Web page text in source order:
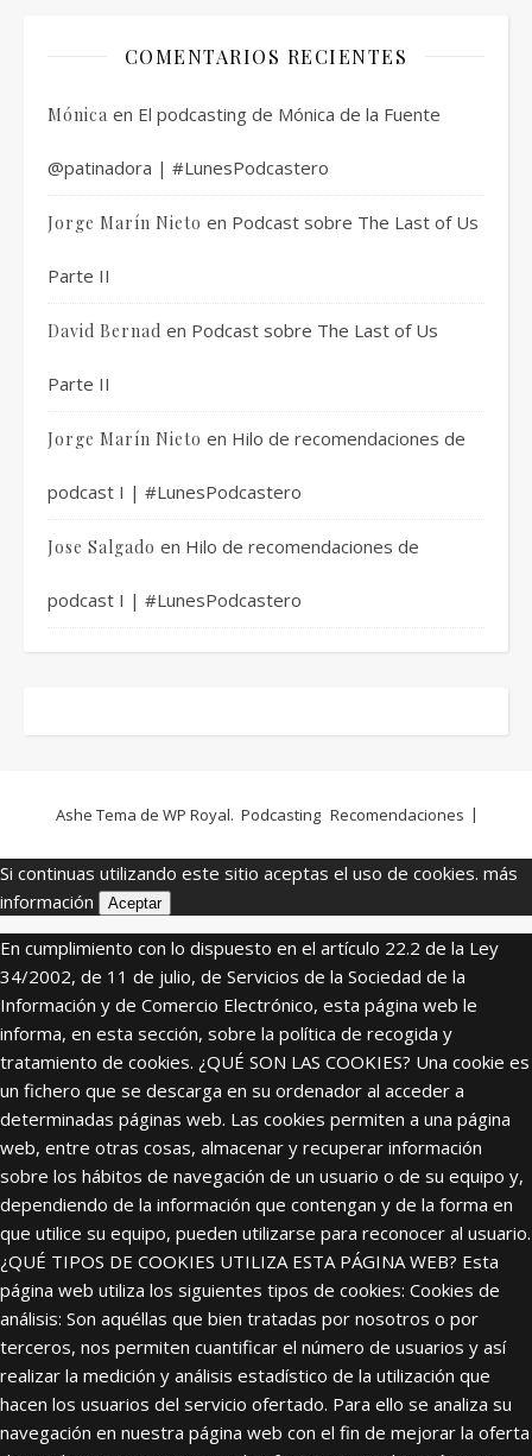
COMENTARIOS RECIENTES
Mónica en El podcasting de Mónica de la Fuente
@patinadora | #LunesPodcastero
Jorge Marín Nieto en Podcast sobre The Last of Us
Parte II
David Bernad en Podcast sobre The Last of Us
Parte II
Jorge Marín Nieto en Hilo de recomendaciones de
podcast I | #LunesPodcastero
Jose Salgado en Hilo de recomendaciones de
podcast I | #LunesPodcastero
Podcasting Recomendaciones
Ashe Tema de WP Royal.
Si continuas utilizando este sitio aceptas el uso de cookies. más
información
Aceptar
En cumplimiento con lo dispuesto en el artículo 22.2 de la Ley
34/2002, de 11 de julio, de Servicios de la Sociedad de la
Información y de Comercio Electrónico, esta página web le
informa, en esta sección, sobre la política de recogida y
tratamiento de cookies. ¿QUÉ SON LAS COOKIES? Una cookie es
un fichero que se descarga en su ordenador al acceder a
determinadas páginas web. Las cookies permiten a una página
web, entre otras cosas, almacenar y recuperar información
sobre los hábitos de navegación de un usuario o de su equipo y,
dependiendo de la información que contengan y de la forma en
que utilice su equipo, pueden utilizarse para reconocer al usuario.
¿QUÉ TIPOS DE COOKIES UTILIZA ESTA PÁGINA WEB? Esta
página web utiliza los siguientes tipos de cookies: Cookies de
análisis: Son aquéllas que bien tratadas por nosotros o por
terceros, nos permiten cuantificar el número de usuarios y así
realizar la medición y análisis estadístico de la utilización que
hacen los usuarios del servicio ofertado. Para ello se analiza su
navegación en nuestra página web con el fin de mejorar la oferta